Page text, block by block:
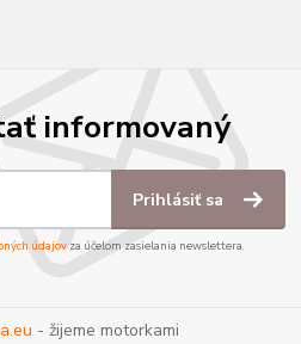
informovaný
Prihlásiť sa
údajov za účelom zasielania newslettera.
- žijeme motorkami